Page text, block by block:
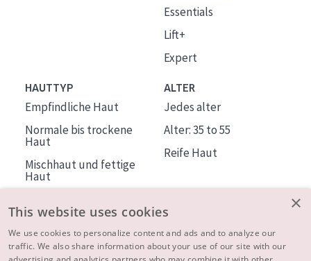
Essentials
Lift+
Expert
HAUTTYP
Empfindliche Haut
Normale bis trockene
Haut
Mischhaut und fettige
Haut
Haut
ALTER
Jedes alter
Alter: 35 to 55
Reife Haut
×
This website uses cookies
We use cookies to personalize content and ads and to analyze our
traffic. We also share information about your use of our site with our